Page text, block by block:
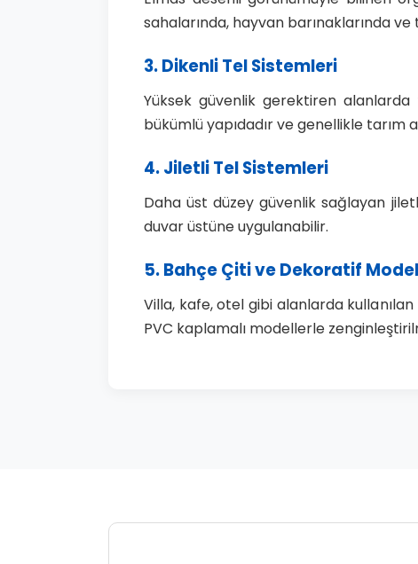
sahalarında, hayvan barınaklarında
3. Dikenli Tel Sistemleri
Yüksek güvenlik gerektiren
bükümlü yapıdadır ve genellikle tarım
4. Jiletli Tel Sistemleri
Daha üst düzey güvenlik sağlayan
duvar üstüne uygulanabilir.
5. Bahçe Çiti ve Dekoratif
Villa, kafe, otel gibi alanlarda
PVC kaplamalı modellerle